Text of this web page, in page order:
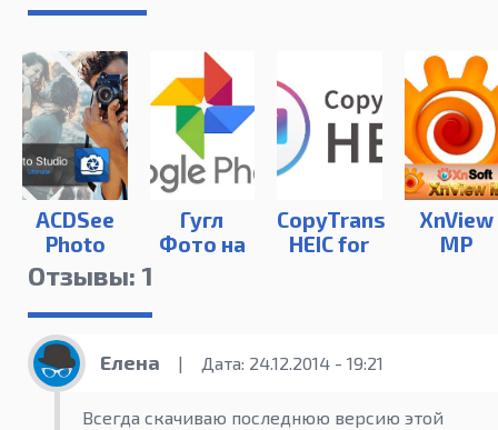
ACDSee
Photo
Studio
Ultimate
2025
Гугл
Фото на
компьютер
CopyTrans
HEIC for
XnView
MP
Отзывы: 1
Елена | Дата: 24.12.2014 - 19:21
Всегда скачиваю последнюю версию этой